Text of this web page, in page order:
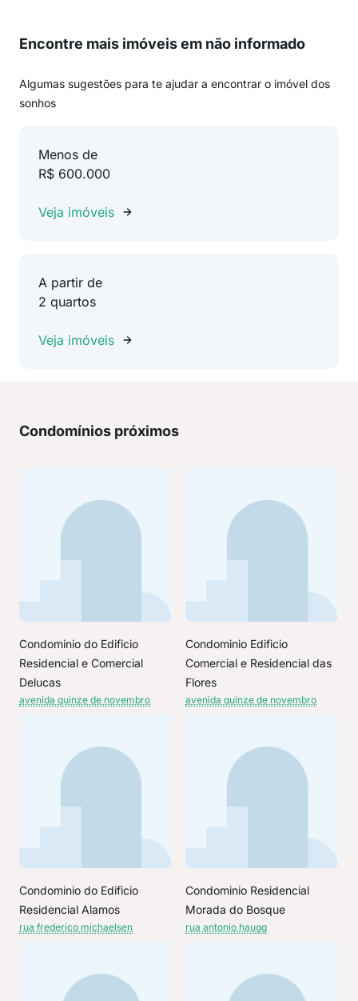
Encontre mais imóveis em não informado
Algumas sugestões para te ajudar a encontrar o imóvel dos
sonhos
Menos de
R$ 600.000
Veja imóveis
A partir de
2 quartos
Veja imóveis
Condomínios próximos
Condominio do Edificio
Residencial e Comercial
Delucas
avenida quinze de novembro
Condominio Edificio
Comercial e Residencial das
Flores
avenida quinze de novembro
Condominio do Edificio
Residencial Alamos
rua frederico michaelsen
Condominio Residencial
Morada do Bosque
rua antonio haugg